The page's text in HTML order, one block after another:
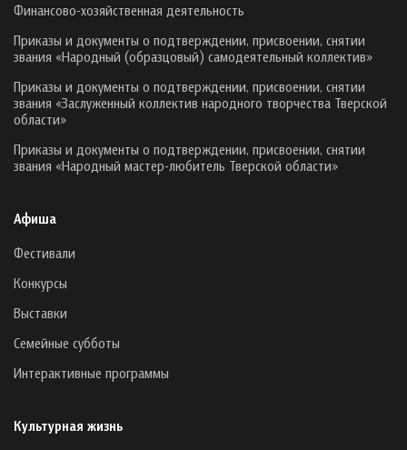
Финансово-хозяйственная деятельность
Приказы и документы о подтверждении, присвоении, снятии
звания «Народный (образцовый) самодеятельный коллектив»
Приказы и документы о подтверждении, присвоении, снятии
звания «Заслуженный коллектив народного творчества Тверской
области»
Приказы и документы о подтверждении, присвоении, снятии
звания «Народный мастер-любитель Тверской области»
Афиша
Фестивали
Конкурсы
Выставки
Семейные субботы
Интерактивные программы
Культурная жизнь